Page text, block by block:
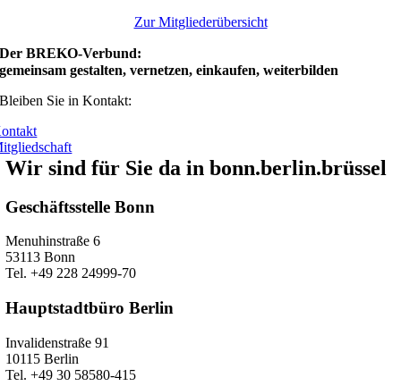
Zur Mitgliederübersicht
Der BREKO-Verbund:
gemeinsam gestalten, vernetzen, einkaufen, weiterbilden
Bleiben Sie in Kontakt:
Wir sind für Sie da in bonn.berlin.brüssel
Geschäftsstelle Bonn
Menuhinstraße 6
53113 Bonn
Tel. +49 228 24999-70
Hauptstadtbüro Berlin
Invalidenstraße 91
10115 Berlin
Tel. +49 30 58580-415